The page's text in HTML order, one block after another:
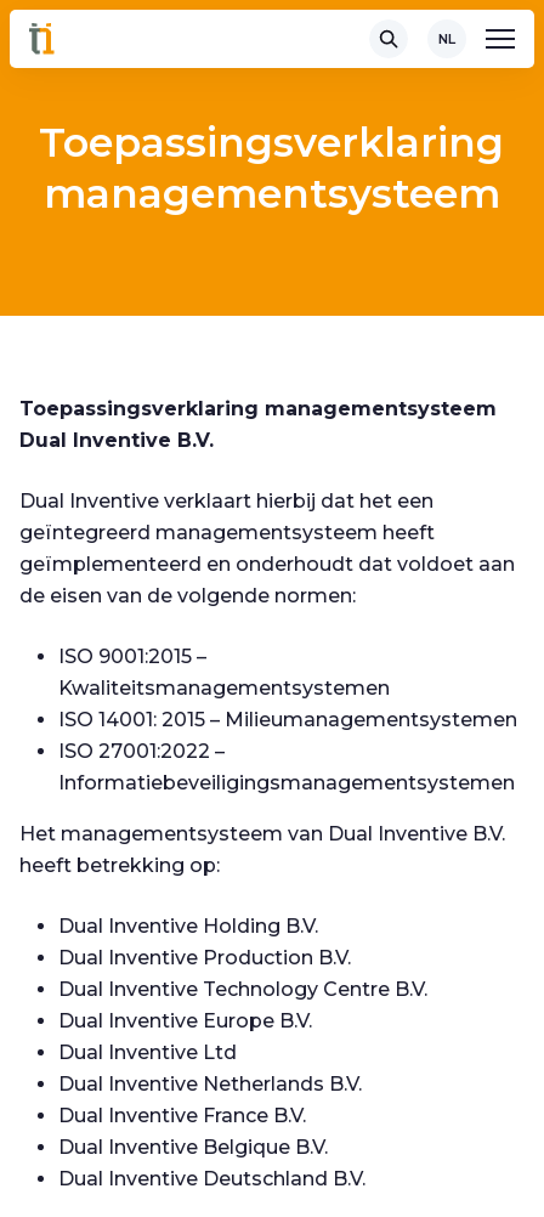
NL
Toepassingsverklaring
managementsysteem
Toepassingsverklaring managementsysteem
Dual Inventive B.V.
Dual Inventive verklaart hierbij dat het een
geïntegreerd managementsysteem heeft
geïmplementeerd en onderhoudt dat voldoet aan
de eisen van de volgende normen:
ISO 9001:2015 –
Kwaliteitsmanagementsystemen
ISO 14001: 2015 – Milieumanagementsystemen
ISO 27001:2022 –
Informatiebeveiligingsmanagementsystemen
Het managementsysteem van Dual Inventive B.V.
heeft betrekking op:
Dual Inventive Holding B.V.
Dual Inventive Production B.V.
Dual Inventive Technology Centre B.V.
Dual Inventive Europe B.V.
Dual Inventive Ltd
Dual Inventive Netherlands B.V.
Dual Inventive France B.V.
Dual Inventive Belgique B.V.
Dual Inventive Deutschland B.V.